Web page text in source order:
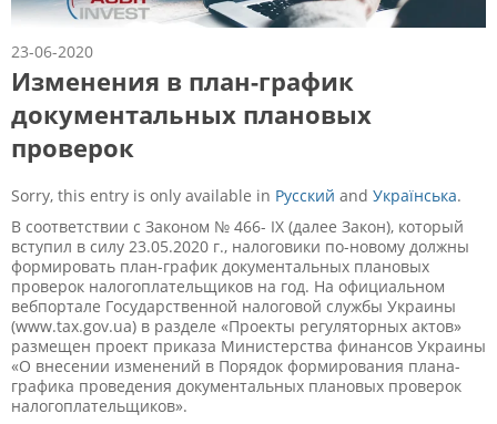
23-06-2020
Изменения в план-график
документальных плановых
проверок
Sorry, this entry is only available in Русский and Українська.
В соответствии с Законом № 466- IX (далее Закон), который
вступил в силу 23.05.2020 г., налоговики по-новому должны
формировать план-график документальных плановых
проверок налогоплательщиков на год. На официальном
вебпортале Государственной налоговой службы Украины
(www.tax.gov.ua) в разделе «Проекты регуляторных актов»
размещен проект приказа Министерства финансов Украины
«О внесении изменений в Порядок формирования плана-
графика проведения документальных плановых проверок
налогоплательщиков».